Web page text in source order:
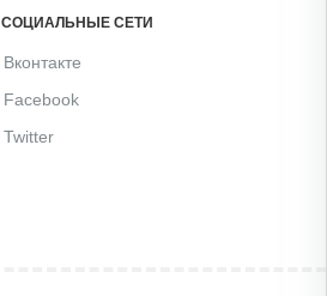
СОЦИАЛЬНЫЕ СЕТИ
Вконтакте
Facebook
Twitter